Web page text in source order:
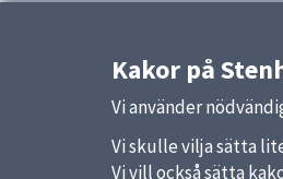
Kakor på
Vi använder
Vi skulle vilja sätta
Vi vill också sätta